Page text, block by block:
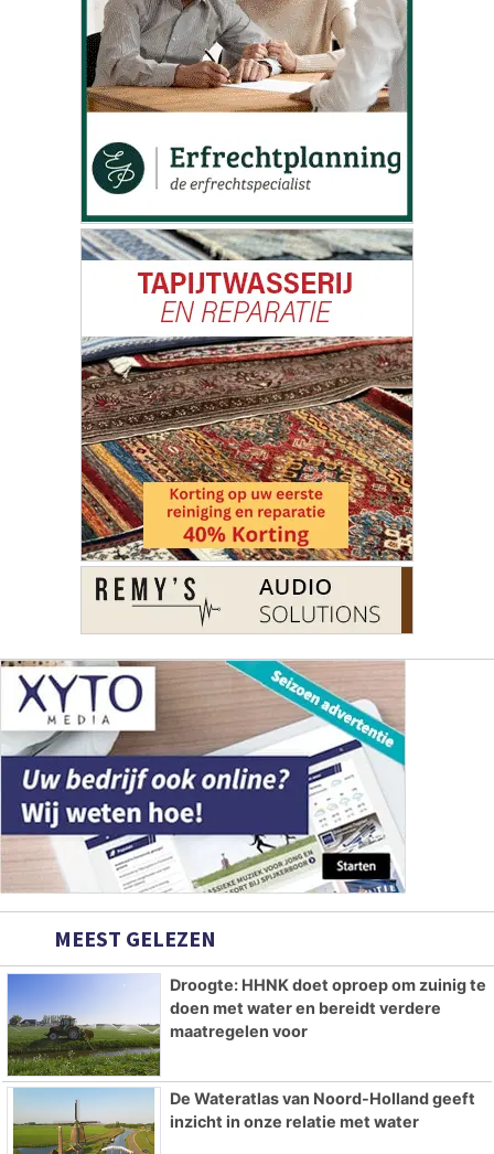
MEEST GELEZEN
Droogte: HHNK doet oproep om zuinig te
doen met water en bereidt verdere
maatregelen voor
De Wateratlas van Noord-Holland geeft
inzicht in onze relatie met water